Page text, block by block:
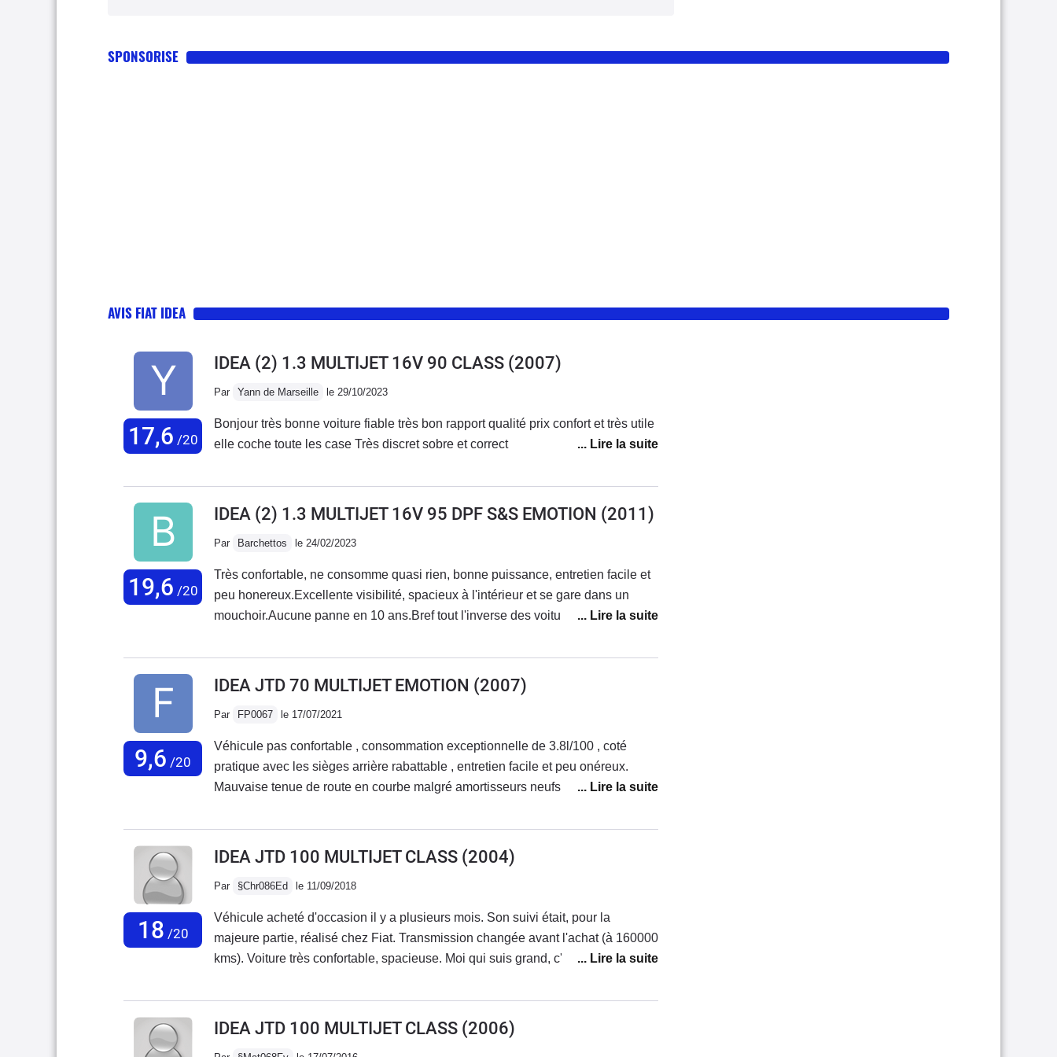
SPONSORISE
AVIS FIAT IDEA
17,6 /20
IDEA (2) 1.3 MULTIJET 16V 90 CLASS (2007)
Par Yann de Marseille le 29/10/2023
Bonjour très bonne voiture fiable très bon rapport qualité prix confort et très utile
elle coche toute les case Très discret sobre et correct
19,6 /20
IDEA (2) 1.3 MULTIJET 16V 95 DPF S&S EMOTION (2011)
Par Barchettos le 24/02/2023
Très confortable, ne consomme quasi rien, bonne puissance, entretien facile et
peu honereux.Excellente visibilité, spacieux à l'intérieur et se gare dans un
mouchoir.Aucune panne en 10 ans.Bref tout l'inverse des voitures
possible !Pratique aussi bien en ville que sur autoroute.
9,6 /20
IDEA JTD 70 MULTIJET EMOTION (2007)
Par FP0067 le 17/07/2021
Véhicule pas confortable , consommation exceptionnelle de 3.8l/100 , coté
pratique avec les sièges arrière rabattable , entretien facile et peu onéreux.
Mauvaise tenue de route en courbe malgré amortisseurs neufs et pneus de
moteur , donc impératif à remplacer si vous avez ce kilométrage OU SI vous
souhaitez l'acquisition de ce modèle ( jtd multijet) .De mémoire FIAT préconise
18 /20
IDEA JTD 100 MULTIJET CLASS (2004)
Par §Chr086Ed le 11/09/2018
Véhicule acheté d'occasion il y a plusieurs mois. Son suivi était, pour la
majeure partie, réalisé chez Fiat. Transmission changée avant l'achat (à 160000
kms). Voiture très confortable, spacieuse. Moi qui suis grand, c'est plutôt bien
faire beaucoup de route (entre 15 et 20000 kms/an). Dépassements sécurisés
car la Fiat idea, dans ce modèle, a de la reprise et c'est très agréable.
Consommation sur route à peine 5l/100. En ville je sais pas trop, j'habite à la
IDEA JTD 100 MULTIJET CLASS (2006)